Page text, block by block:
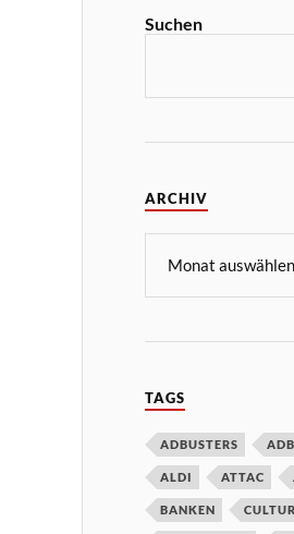
Suchen
ARCHIV
TAGS
ADBUSTERS
ALDI ATTAC
BANKEN